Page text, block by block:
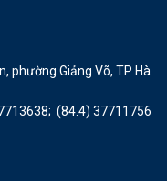
phường Giảng Võ, TP Hà
(84.4) 37711756